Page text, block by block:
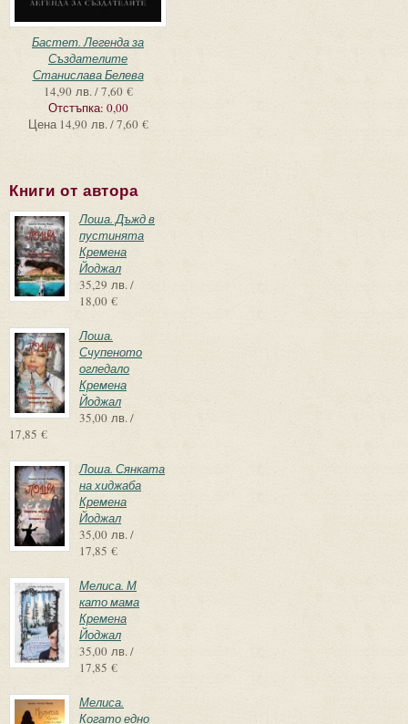
Бастет. Легенда за
Създателите
Станислава Белева
14,90 лв. / 7,60 €
Отстъпка: 0,00
Цена 14,90 лв. / 7,60 €
Книги от автора
Лоша. Дъжд в
пустинята
Кремена
Йоджал
35,29 лв. /
18,00 €
Лоша.
Счупеното
огледало
Кремена
Йоджал
35,00 лв. /
17,85 €
Лоша. Сянката
на хиджаба
Кремена
Йоджал
35,00 лв. /
17,85 €
Мелиса. М
като мама
Кремена
Йоджал
35,00 лв. /
17,85 €
Мелиса.
Когато едно